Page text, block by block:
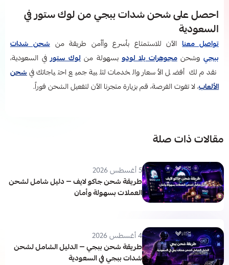
احصل على شحن شدات ببجي من لوك ستور في
السعودية
تواصل معناالآن للاستمتاع بأسرع وأأمن طريقة منشحن شدات
ببجيوشحنمجوهرات يلا لودوبسهولة من لوك ستورفي السعودية،
نقدم لك أفضل الأسعار والخدمات لتلبية جميع احتياجاتك فيشحن
الألعاب، لا تفوت الفرصة، قم بزيارة متجرنا الآن لتفعيل الشحن فوراً.
مقالات ذات صلة
5 أغسطس 2026
طريقة شحن جاكو لايف — دليل شامل لشحن
العملات بسهولة وأمان
4 أغسطس 2026
طريقة شحن ببجي — الدليل الشامل لشحن
شدات ببجي في السعودية